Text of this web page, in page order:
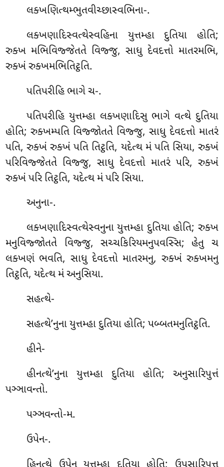
લક્ખણિત્થમ્ભુતવીચ્છાસ્વભિના-.
લક્ખણાદિસ્વત્થેસ્વહિના યુત્તમ્હા દુતિયા હોતિ;
રુક્ખ મભિવિજ્જેતતે વિજ્જુ, સાધુ દેવદત્તો માતરમભિ,
રુક્ખં રુક્ખમભિતિટ્ઠતિ.
પતિપરીહિ ભાગે ચ-.
પતિપરીહિ યુત્તમ્હા લક્ખણાદિસુ ભાગે વત્થે દુતિયા
હોતિ; રુક્ખમ્પતિ વિજ્જોતતે વિજ્જુ, સાધુ દેવદત્તો માતરં
પતિ, રુક્ખં રુક્ખં પતિ તિટ્ઠતિ, યદેત્થ મં પતિ સિયા, રુક્ખં
પરિવિજ્જેતતે વિજ્જુ, સાધુ દેવદત્તો માતરં પરિ, રુક્ખં
રુક્ખં પરિ તિટ્ઠતિ, યદેત્થ મં પરિ સિયા.
અનુના-.
લક્ખણાદિસ્વત્થેસ્વનુના યુત્તમ્હા દુતિયા હોતિ; રુક્ખ
મનુવિજ્જોતતે વિજ્જુ, સચ્ચકિરિયમનુપવસ્સિ; હેતુ ચ
લક્ખણં ભવતિ, સાધુ દેવદત્તો માતરમનુ, રુક્ખં રુક્ખમનુ
તિટ્ઠતિ, યદેત્થ મં અનુસિયા.
સહત્થે-
સહત્થે’નુના યુત્તમ્હા દુતિયા હોતિ; પબ્બતમનુતિટ્ઠતિ.
હીને-
હીનત્થે’નુના યુત્તમ્હા દુતિયા હોતિ; અનુસારિપુત્તં
પઞ્ઞાવન્તો.
પઞ્ઞવન્તો-મ.
ઉપેન-.